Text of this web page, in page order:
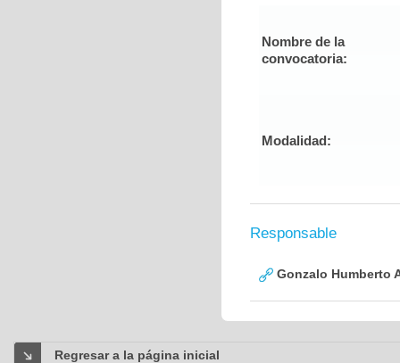
Nombre de la
convocatoria:
Modalidad:
Responsable
Gonzalo Humberto
Regresar a la página inicial